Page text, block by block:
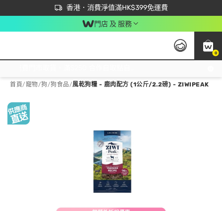
香港．消費淨值滿HK$399免運費
立即成為易賞錢會員盡享獨家優惠
首次APP下單買滿$450 輸入 NEWAPP 即減$50
門店 及 服務
0
首頁/寵物/狗/狗食品/風乾狗糧 - 鹿肉配方 (1公斤/2.2磅) - ZIWIPEAK